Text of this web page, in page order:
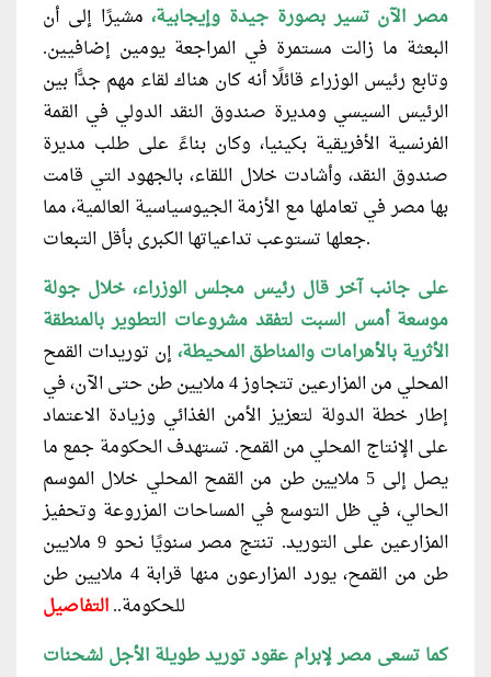
مصر الآن تسير بصورة جيدة وإيجابية،مشيرًا إلى أن
البعثة ما زالت مستمرة في المراجعة يومين إضافيين.
وتابع رئيس الوزراء قائلًا أنه كان هناك لقاء مهم جدًّا بين
الرئيس السيسي ومديرة صندوق النقد الدولي في القمة
الفرنسية الأفريقية بكينيا، وكان بناءً على طلب مديرة
صندوق النقد، وأشادت خلال اللقاء، بالجهود التي قامت
بها مصر في تعاملها مع الأزمة الجيوسياسية العالمية، مما
جعلها تستوعب تداعياتها الكبرى بأقل التبعات.
على جانب آخر قال رئيس مجلس الوزراء، خلال جولة
موسعة أمس السبت لتفقد مشروعات التطوير بالمنطقة
الأثرية بالأهرامات والمناطق المحيطة، إن توريدات القمح
المحلي من المزارعين تتجاوز 4 ملايين طن حتى الآن، في
إطار خطة الدولة لتعزيز الأمن الغذائي وزيادة الاعتماد
على الإنتاج المحلي من القمح. تستهدف الحكومة جمع ما
يصل إلى 5 ملايين طن من القمح المحلي خلال الموسم
الحالي، في ظل التوسع في المساحات المزروعة وتحفيز
المزارعين على التوريد. تنتج مصر سنويًا نحو 9 ملايين
طن من القمح، يورد المزارعون منها قرابة 4 ملايين طن
للحكومة..التفاصيل
كما تسعى مصر لإبرام عقود توريد طويلة الأجل لشحنات